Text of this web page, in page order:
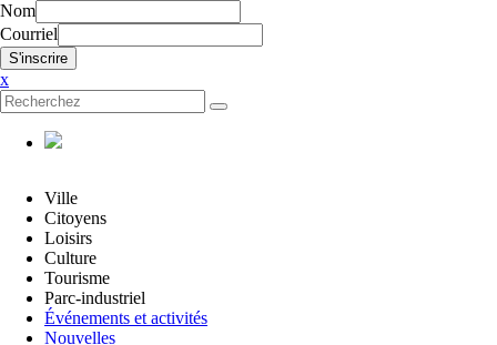
Nom
Courriel
x
Ville
Citoyens
Loisirs
Culture
Tourisme
Parc-industriel
Événements et activités
Nouvelles